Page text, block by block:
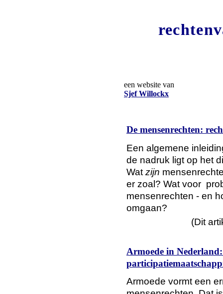
een website van
Sjef Willockx
De mensenrechten:
Een algemene
de nadruk ligt op het
Wat zijn
er zoal? Wat voor
mensenrechten - en
omgaan?
(Dit
Armoede in
Armoede vormt een